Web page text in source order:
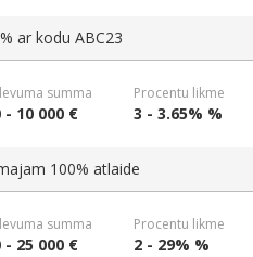
ar kodu ABC23
summa
- 10 000 €
Procentu likme
3 - 3.65% %
100% atlaide
summa
- 25 000 €
Procentu likme
2 - 29% %